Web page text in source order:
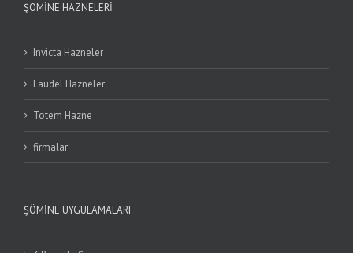
ŞÖMINE HAZNELERI
Invicta Hazneler
Laudel Hazneler
Totem Hazne
firmalar
ŞÖMINE UYGULAMALARI